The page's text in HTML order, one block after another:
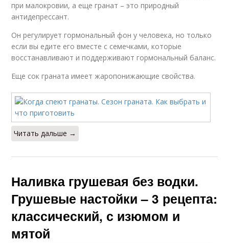
при малокровии, а еще гранат – это природный
антидепрессант.
Он регулирует гормональный фон у человека, но только
если вы едите его вместе с семечками, которые
восстанавливают и поддерживают гормональный баланс.
Еще сок граната имеет жаропонижающие свойства.
Читать дальше →
Наливка грушевая без водки.
Грушевые настойки – 3 рецепта:
классический, с изюмом и
мятой